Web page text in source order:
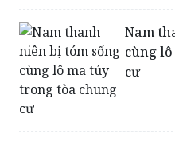
Nam
cùng
cư